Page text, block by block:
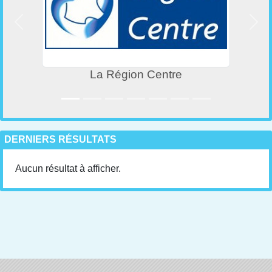
La Région Centre
Précedent
DERNIERS RÉSULTATS
Aucun résultat à afficher.